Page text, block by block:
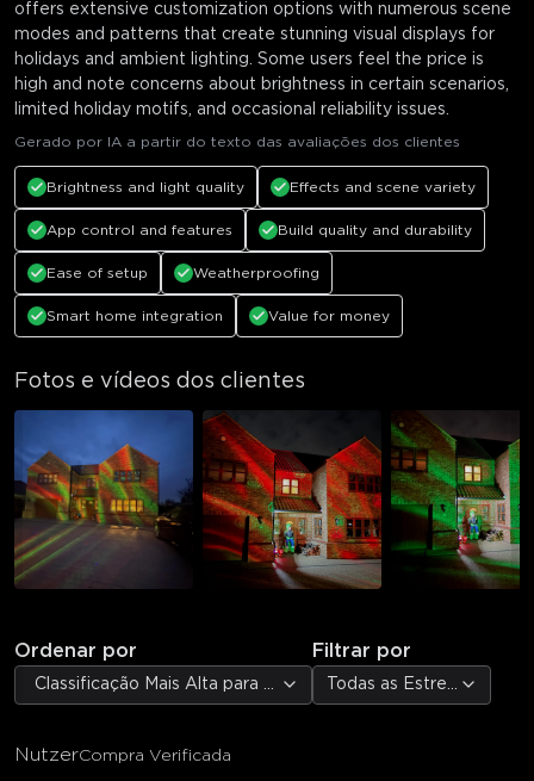
offers extensive customization options with numerous scene
modes and patterns that create stunning visual displays for
holidays and ambient lighting. Some users feel the price is
high and note concerns about brightness in certain scenarios,
limited holiday motifs, and occasional reliability issues.
Gerado por IA a partir do texto das avaliações dos clientes
Brightness and light quality Effects and scene variety
App control and features Build quality and durability
Ease of setup Weatherproofing
Smart home integration Value for money
Fotos e vídeos dos clientes
Ordenar por
Classificação Mais Alta para Mais Baixa
Filtrar por
Todas as Estrelas
NutzerCompra Verificada